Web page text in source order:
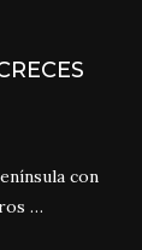
con
…